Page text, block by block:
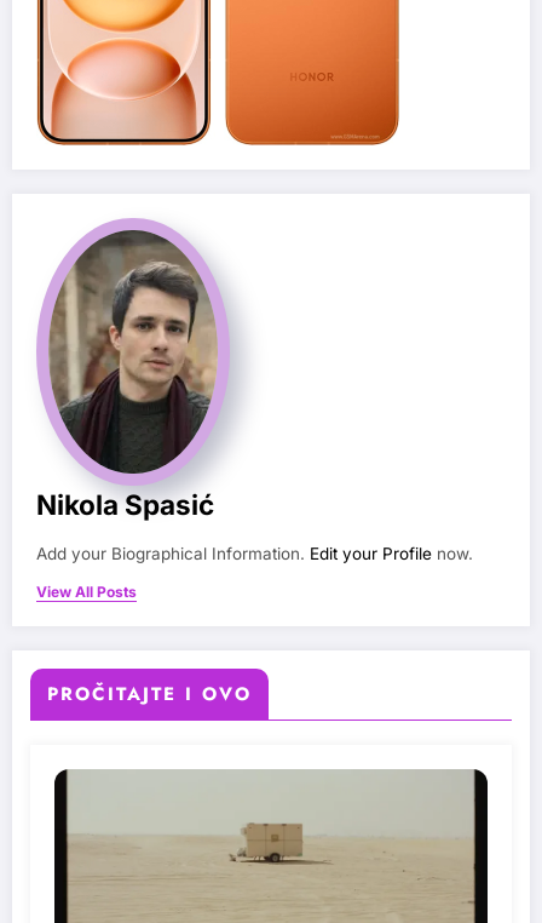
Nikola Spasić
Add your Biographical Information. Edit your Profile now.
View All Posts
PROČITAJTE I OVO